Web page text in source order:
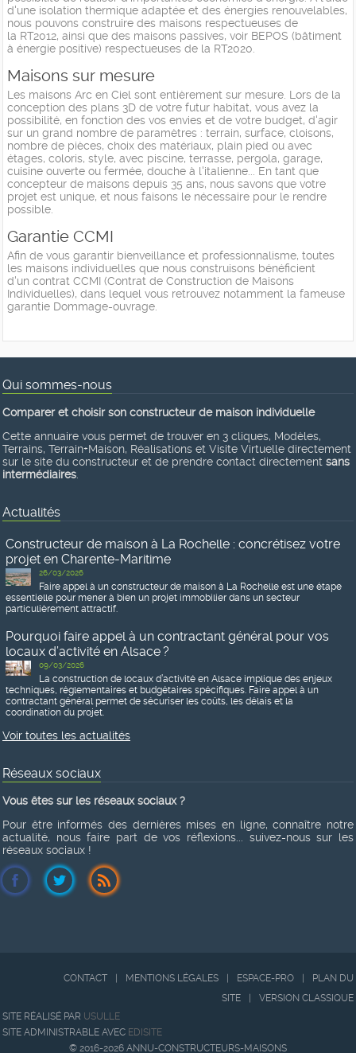
d'une isolation thermique adaptée et des énergies renouvelables,
nous pouvons construire des maisons respectueuses de
la RT2012, ainsi que des maisons passives, voir BEPOS (bâtiment
à énergie positive) respectueuses de la RT2020.
Maisons sur mesure
Les maisons Arc en Ciel sont entièrement sur mesure. Lors de la
conception des plans 3D de votre futur habitat, vous avez la
possibilité, en fonction des vos envies et de votre budget, d'agir
sur un grand nombre de paramètres : terrain, surface, cloisons,
nombre de pièces, choix des matériaux, plain pied ou avec
étages, coloris, style, avec piscine, terrasse, pergola, garage,
cuisine ouverte ou fermée, douche à l'italienne... En tant que
concepteur de maisons depuis 35 ans, nous savons que votre
projet est unique, et nous faisons le nécessaire pour le rendre
possible.
Garantie CCMI
Afin de vous garantir bienveillance et professionnalisme, toutes
les maisons individuelles que nous construisons bénéficient
d'un contrat CCMI (Contrat de Construction de Maisons
Individuelles), dans lequel vous retrouvez notamment la fameuse
garantie Dommage-ouvrage.
Qui sommes-nous
Comparer et choisir son constructeur de maison individuelle
Cette annuaire vous permet de trouver en 3 cliques, Modèles,
Terrains, Terrain+Maison, Réalisations et Visite Virtuelle directement
sur le site du constructeur et de prendre contact directement sans
intermédiaires
Actualités
Constructeur de maison à La Rochelle : concrétisez votre
projet en Charente-Maritime
26/03/2026
Faire appel à un constructeur de maison à La Rochelle est une étape
essentielle pour mener à bien un projet immobilier dans un secteur
particulièrement attractif.
Pourquoi faire appel à un contractant général pour vos
locaux d’activité en Alsace ?
09/03/2026
La construction de locaux d’activité en Alsace implique des enjeux
techniques, réglementaires et budgétaires spécifiques. Faire appel à un
contractant général permet de sécuriser les coûts, les délais et la
coordination du projet.
Voir toutes les actualités
Réseaux sociaux
Vous êtes sur les réseaux sociaux ?
Pour être informés des dernières mises en ligne, connaître notre
actualité, nous faire part de vos réflexions... suivez-nous sur les
réseaux sociaux !
CONTACT | MENTIONS LÉGALES | ESPACE-PRO |
PLAN DU
SITE
|
VERSION CLASSIQUE
SITE RÉALISÉ PAR USULLE
SITE ADMINISTRABLE AVEC EDISITE
© 2016-2026 ANNU-CONSTRUCTEURS-MAISONS